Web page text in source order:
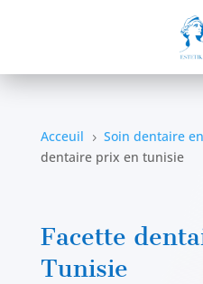
Acceuil 5 Soin dentaire
dentaire prix en tunisie
Facette
Tunisie